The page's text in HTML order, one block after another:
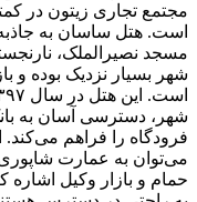
است. هتل ساسان به
مسجد نصیرالملک،
شهر بسیار نزدیک بوده و
شهر، دسترسی آسان به
فرودگاه را فراهم
می‌توان به عمارت
حمام و بازار وکیل